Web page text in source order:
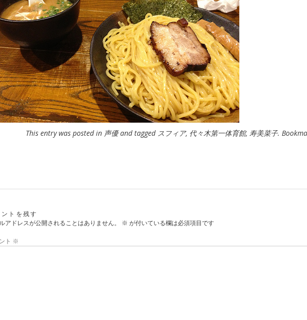
This entry was posted in 声優and tagged スフィア, 代々木第一体育館, 寿美菜子.
トを残す
アドレスが公開されることはありません。
※ が付いている欄は必須項目です
ト ※